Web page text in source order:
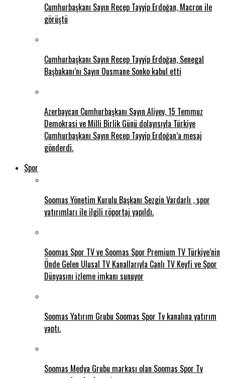
Cumhurbaşkanı Sayın Recep Tayyip Erdoğan, Macron ile
görüştü
Cumhurbaşkanı Sayın Recep Tayyip Erdoğan, Senegal
Başbakanı’nı Sayın Ousmane Sonko kabul etti
Azerbaycan Cumhurbaşkanı Sayın Aliyev, 15 Temmuz
Demokrasi ve Milli Birlik Günü dolayısıyla Türkiye
Cumhurbaşkanı Sayın Recep Tayyip Erdoğan’a mesaj
gönderdi.
Spor
Soomas Yönetim Kurulu Başkanı Sezgin Vardarlı , spor
yatırımları ile ilgili röportaj yapıldı.
Soomas Spor TV ve Soomas Spor Premium TV Türkiye’nin
Önde Gelen Ulusal TV Kanallarıyla Canlı TV Keyfi ve Spor
Dünyasını izleme imkanı sunuyor
Soomas Yatırım Grubu Soomas Spor Tv kanalına yatırım
yaptı.
Soomas Medya Grubu markası olan Soomas Spor Tv